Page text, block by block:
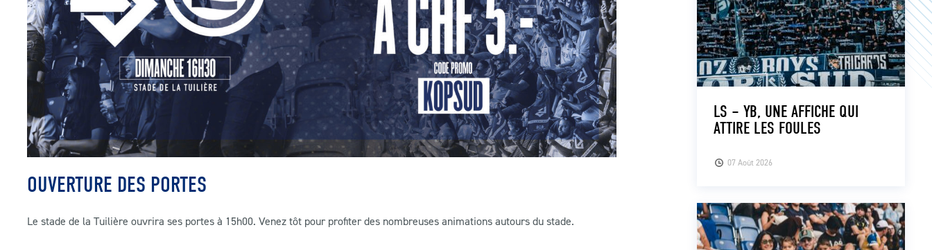
OUVERTURE DES PORTES
Le stade de la Tuilière ouvrira ses portes à 15h00. Venez tôt pour profiter des nombreuses animations autours du stade.
07 Août 2026
LS – YB, UNE AFFICHE QUI
ATTIRE LES FOULES